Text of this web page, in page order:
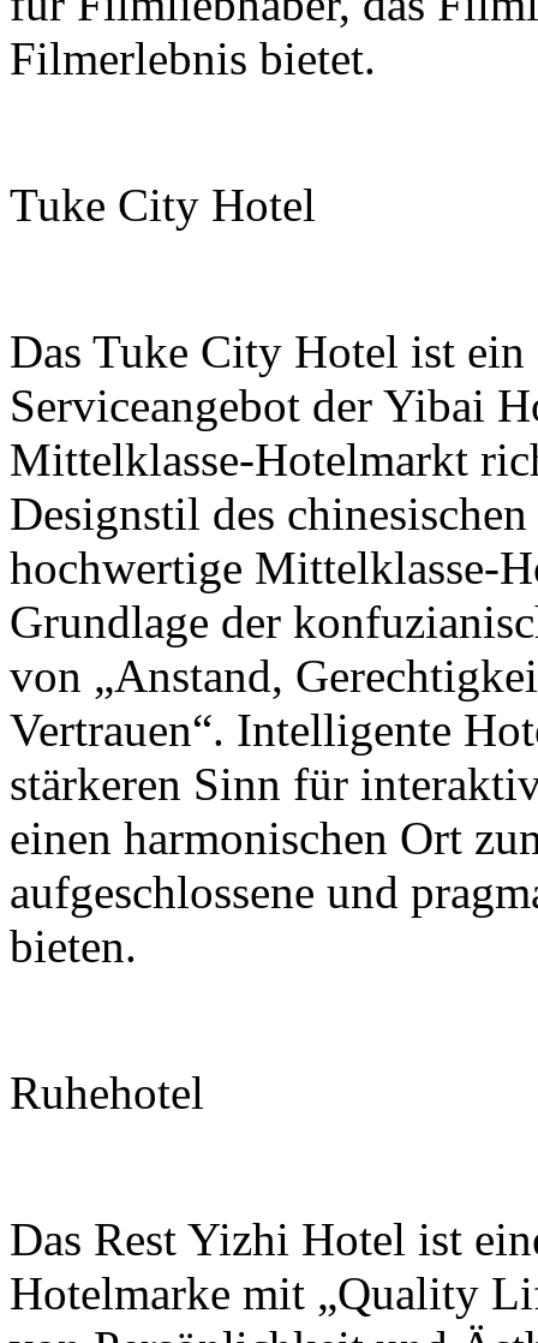
Filmerlebnis bietet.
Tuke City Hotel
Das Tuke City Hotel ist
Serviceangebot der Yibai
Mittelklasse-Hotelmarkt
Designstil des
hochwertige Mittelklasse-
Grundlage der
von „Anstand,
Vertrauen“. Intelligente
stärkeren Sinn für
einen harmonischen Ort
aufgeschlossene und
bieten.
Ruhehotel
Das Rest Yizhi Hotel ist
Hotelmarke mit „Quality